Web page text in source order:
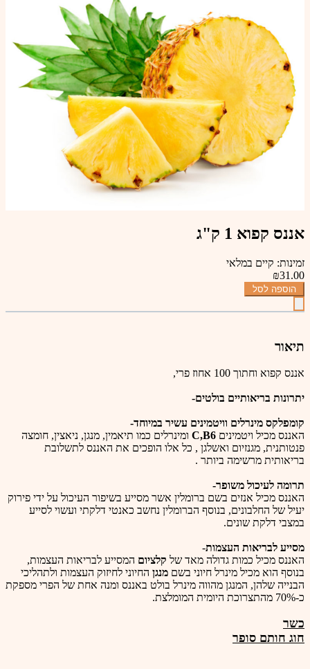
אננס קפוא 1 ק"ג
זמינות: קיים במלאי
₪31.00
הוספה לסל
תיאור
אננס קפוא וחתוך 100 אחוז פרי,
יתרונות בריאותיים בולטים-
קומפלקס מינרלים וויטמינים עשיר במיוחד-
האננס מכיל ויטמינים
C,B6
ומינרלים כמו תיאמין, מנגן, ניאצין, חומצה
פנטותנית, מגנזיום ואשלגן , כל אלו הופכים את האננס לתשלובת
בריאותית מרשימה ביותר .
תרומה לעיכול משופר-
האננס מכיל אנזים בשם ברומלין אשר מסייע בשיפור העיכול על ידי פירוק
יעיל של החלבונים, בנוסף הברומלין נחשב כאנטי דלקתי ועשוי לסייע
במצבי דלקת שונים.
מסייע לבריאות העצמות-
האננס מכיל כמות גדולה מאד של קלציום המסייע לבריאות העצמות,
בנוסף הוא מכיל מינרל חיוני בשם מנגן החיוני לחיזוק העצמות ולתהליכי
הבנייה שלהן, המנגן מהווה מינרל בולט באננס ומנה אחת של הפרי מספקת
כ-70% מהתצרוכת היומית המומלצת.
כשר
חוג חותם סופר